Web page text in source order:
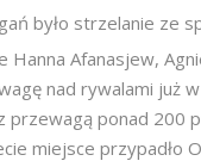
było strzelanie ze
Afanasjew,
nad rywalami już
przewagą ponad 200
miejsce przypadło